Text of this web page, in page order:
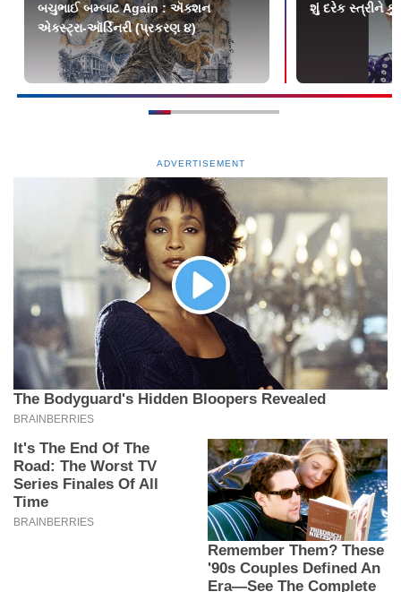
બચુભાઈ બમ્બાટ Again : ઍક્શન
એક્સ્ટ્રા-ઑર્ડિનરી (પ્રકરણ ૪)
શું દરેક સ્ત્રીને
ADVERTISEMENT